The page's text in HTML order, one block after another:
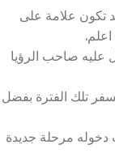
تكون علامة على
عليه صاحب الرؤيا
تلك الفترة بفضل
دخوله مرحلة جديدة